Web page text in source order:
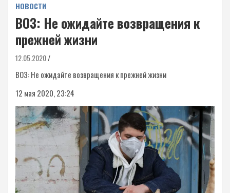
НОВОСТИ
ВОЗ: Не ожидайте возвращения к
прежней жизни
12.05.2020
ВОЗ: Не ожидайте возвращения к прежней жизни
12 мая 2020, 23:24